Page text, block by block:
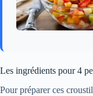
Les ingrédients pour 4
Pour préparer ces